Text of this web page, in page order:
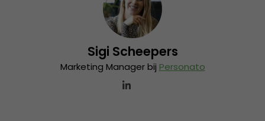
Sigi Scheepers
Marketing Manager bij Personato